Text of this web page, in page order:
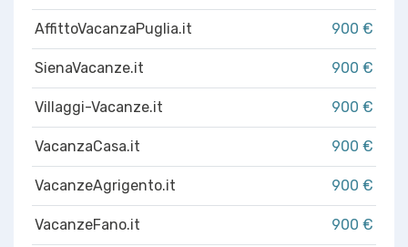
AffittoVacanzaPuglia.it 900 €
SienaVacanze.it 900 €
Villaggi-Vacanze.it 900 €
VacanzaCasa.it 900 €
VacanzeAgrigento.it 900 €
VacanzeFano.it 900 €